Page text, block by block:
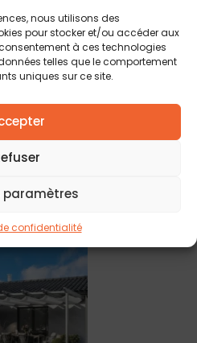
nous utilisons des
pour stocker et/ou accéder aux
à ces technologies
telles que le comportement
uniques sur ce site.
paramètres
confidentialité
douche à l’italienne
répond aux dernières
ce qui vous permettra
légales